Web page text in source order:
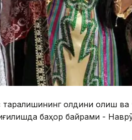
олдини олиш
баҳор байрами -